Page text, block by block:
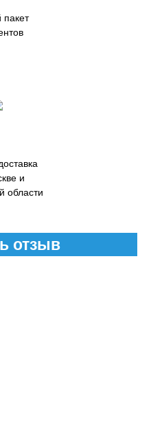
и
области
отзыв